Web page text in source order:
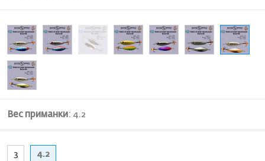
Вес приманки: 4.2
3 4.2